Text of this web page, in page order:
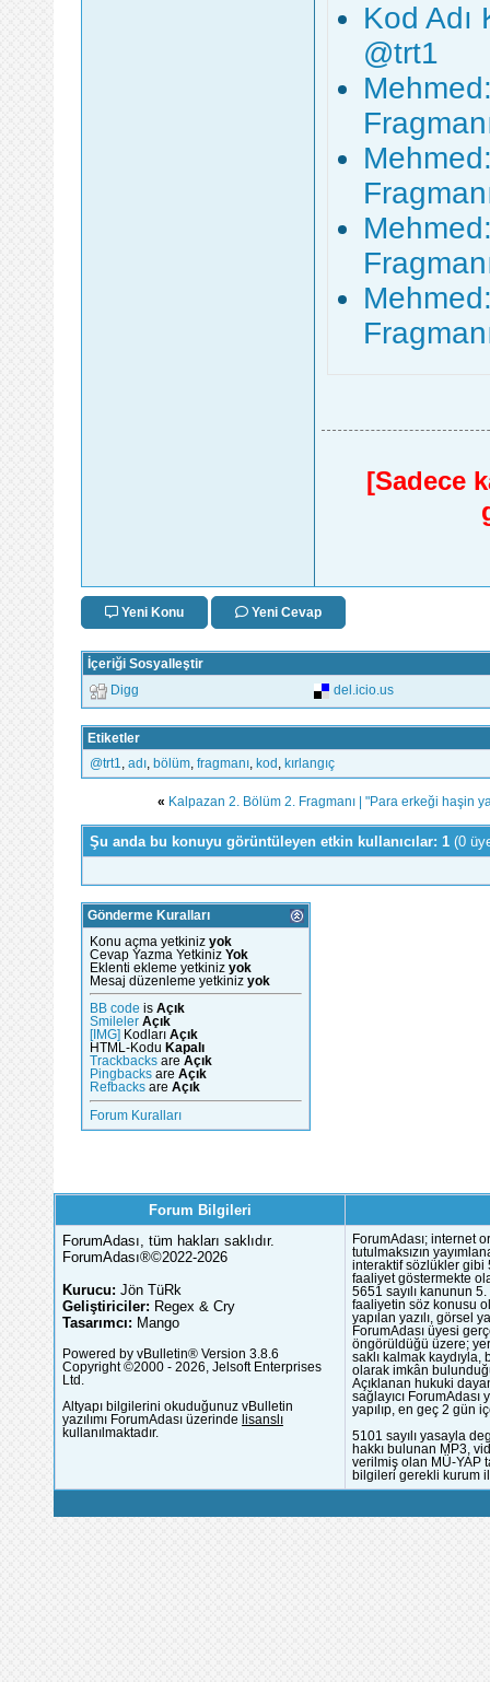
Kod Adı
‪@trt1‬
[Sadece
Yeni Konu Yeni Cevap
İçeriği Sosyalleştir
Digg del.icio.us
Etiketler
‪@trt1‬
adı bölüm fragmanı kod kırlangıç
« Kalpazan 2. Bölüm 2. Fragmanı | "Para erkeği haşin
Şu anda bu konuyu görüntüleyen etkin kullanıcılar: 1 (0
Gönderme Kuralları
Konu açma yetkiniz yok
Cevap Yazma Yetkiniz Yok
Eklenti ekleme yetkiniz yok
Mesaj düzenleme yetkiniz yok
BB code is Açık
Smileler Açık
[IMG]
Kodları Açık
HTML-Kodu Kapalı
Trackbacks are Açık
Pingbacks are Açık
Refbacks are Açık
Forum Kuralları
Forum Bilgileri
ForumAdası, tüm hakları saklıdır.
ForumAdası®©2022-2026
Kurucu: Jön TüRk
Geliştiriciler: Regex & Cry
Tasarımcı: Mango
Powered by vBulletin® Version 3.8.6
Copyright ©2000 - 2026, Jelsoft Enterprises
Ltd.
Altyapı bilgilerini okuduğunuz vBulletin
yazılımı ForumAdası üzerinde lisanslı
kullanılmaktadır.
ForumAdası; internet
tutulmaksızın
interaktif sözlükler gibi
faaliyet göstermekte
5651 sayılı kanunun
faaliyetin söz konusu
yapılan yazılı, görsel
ForumAdası üyesi
öngörüldüğü üzere;
saklı kalmak
olarak imkân
Açıklanan hukuki
sağlayıcı
yapılıp, en geç 2 gün
5101 sayılı yasayla
hakkı bulunan MP3,
verilmiş olan MÜ-YAP
bilgileri gerekli kurum